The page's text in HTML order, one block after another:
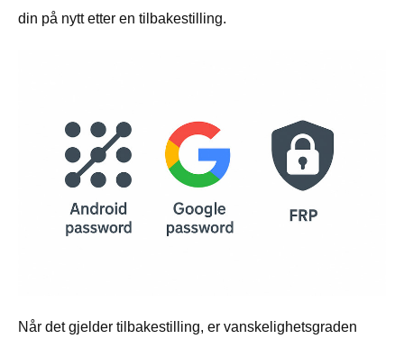
din på nytt etter en tilbakestilling.
Når det gjelder tilbakestilling, er vanskelighetsgraden